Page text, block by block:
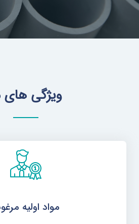
ویژگی های
مواد اولیه